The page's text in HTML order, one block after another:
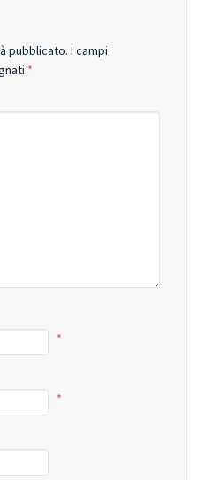
pubblicato. I campi
*
*
*